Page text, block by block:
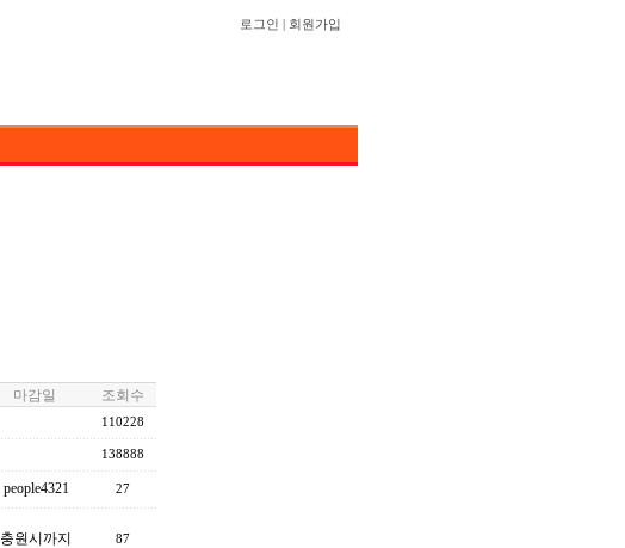
로그인 회원가입
마감일
조회수
110228
138888
people4321 27
충원시까지 87